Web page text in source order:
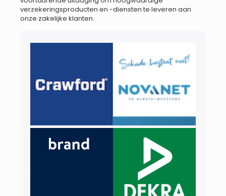
verzekeringsproducten en -diensten te leveren aan
onze zakelijke klanten.